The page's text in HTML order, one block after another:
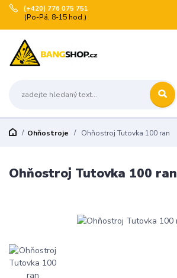
(+420) 776 075 751
(Po-Pá, 8-15 hod.)
Ohňostroje Ohňostroj Tutovka 100 ran
Ohňostroj Tutovka 100 ran